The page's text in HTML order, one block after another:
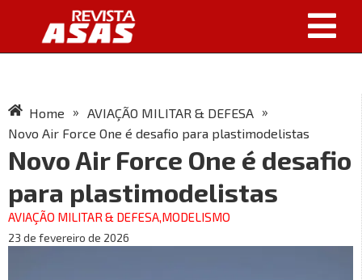
Home » AVIAÇÃO MILITAR & DEFESA »
Novo Air Force One é desafio para plastimodelistas
Novo Air Force One é desafio
para plastimodelistas
AVIAÇÃO MILITAR & DEFESA,MODELISMO
23 de fevereiro de 2026